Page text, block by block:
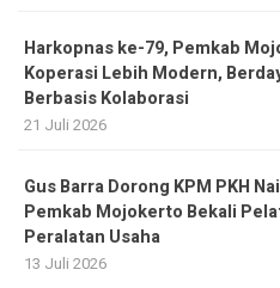
Harkopnas ke-79, Pemkab
Koperasi Lebih Modern,
Berbasis Kolaborasi
21 Juli 2026
Gus Barra Dorong KPM PKH
Pemkab Mojokerto Bekali
Peralatan Usaha
13 Juli 2026